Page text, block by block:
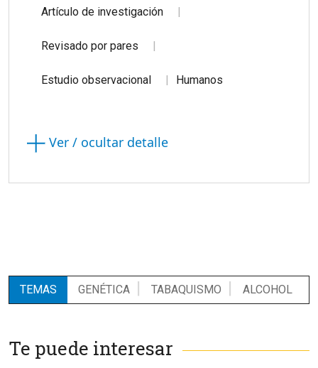
Artículo de investigación
Revisado por pares
Estudio observacional Humanos
Ver / ocultar detalle
TEMAS GENÉTICA TABAQUISMO ALCOHOL
Te puede interesar